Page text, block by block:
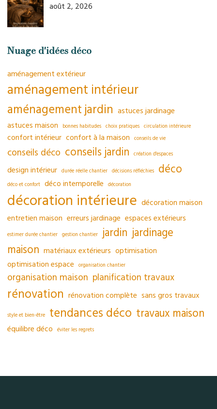
août 2, 2026
Nuage d'idées déco
aménagement extérieur
aménagement intérieur
aménagement jardin astuces jardinage
astuces maison
bonnes habitudes choix pratiques circulation intérieure
confort intérieur confort à la maison conseils de vie
conseils déco conseils jardin création d'espaces
design intérieur durée réelle chantier décisions réfléchies déco
déco et confort déco intemporelle décoration
décoration intérieure décoration maison
entretien maison erreurs jardinage espaces extérieurs
estimer durée chantier gestion chantier jardin jardinage
maison matériaux extérieurs optimisation
optimisation espace
organisation chantier
organisation maison planification travaux
rénovation rénovation complète sans gros travaux
style et bien-être tendances déco travaux maison
équilibre déco éviter les regrets